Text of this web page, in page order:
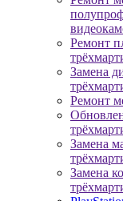
Ремонт
Замена
Ремонт
Замена
Замена